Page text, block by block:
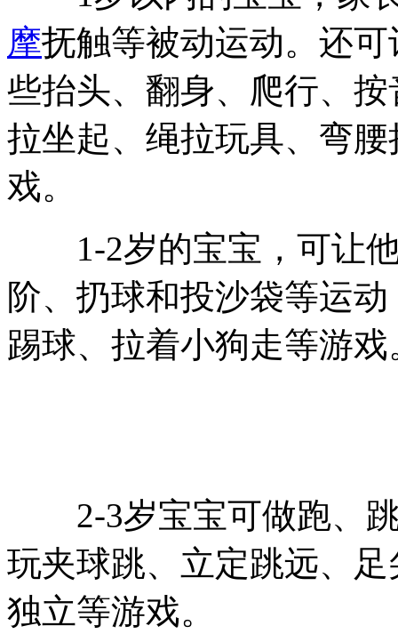
摩抚触等被动运动。还
些抬头、翻身、爬行、
拉坐起、绳拉玩具、弯
戏。
1-2岁的宝宝，可让他
阶、扔球和投沙袋等运
踢球、拉着小狗走等游戏
2-3岁宝宝可做跑、跳
玩夹球跳、立定跳远、
独立等游戏。